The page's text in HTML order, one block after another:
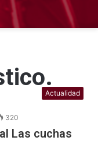
Actualidad
320
Las cuchas